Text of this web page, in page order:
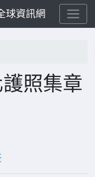
球資訊網
照集章